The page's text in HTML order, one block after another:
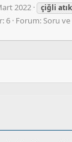
2022 çiğli
6 Forum:Soru ve